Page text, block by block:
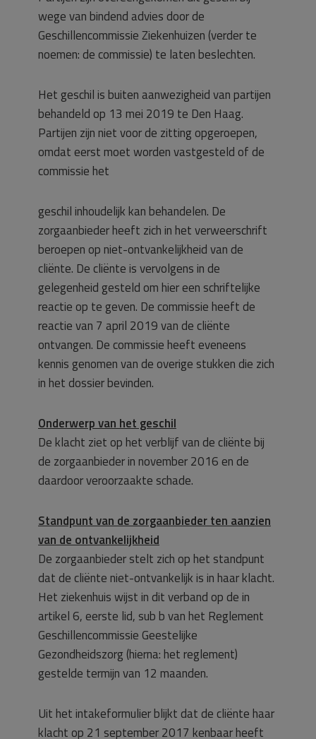
wege van bindend advies door de
Geschillencommissie Ziekenhuizen (verder te
noemen: de commissie) te laten beslechten.
Het geschil is buiten aanwezigheid van partijen
behandeld op 13 mei 2019 te Den Haag.
Partijen zijn niet voor de zitting opgeroepen,
omdat eerst moet worden vastgesteld of de
commissie het
geschil inhoudelijk kan behandelen. De
zorgaanbieder heeft zich in het verweerschrift
beroepen op niet-ontvankelijkheid van de
cliënte. De cliënte is vervolgens in de
gelegenheid gesteld om hier een schriftelijke
reactie op te geven. De commissie heeft de
reactie van 7 april 2019 van de cliënte
ontvangen. De commissie heeft eveneens
kennis genomen van de overige stukken die zich
in het dossier bevinden.
Onderwerp van het geschil
De klacht ziet op het verblijf van de cliënte bij
de zorgaanbieder in november 2016 en de
daardoor veroorzaakte schade.
Standpunt van de zorgaanbieder ten aanzien
van de ontvankelijkheid
De zorgaanbieder stelt zich op het standpunt
dat de cliënte niet-ontvankelijk is in haar klacht.
Het ziekenhuis wijst in dit verband op de in
artikel 6, eerste lid, sub b van het Reglement
Geschillencommissie Geestelijke
Gezondheidszorg (hierna: het reglement)
gestelde termijn van 12 maanden.
Uit het intakeformulier blijkt dat de cliënte haar
klacht op 21 september 2017 kenbaar heeft